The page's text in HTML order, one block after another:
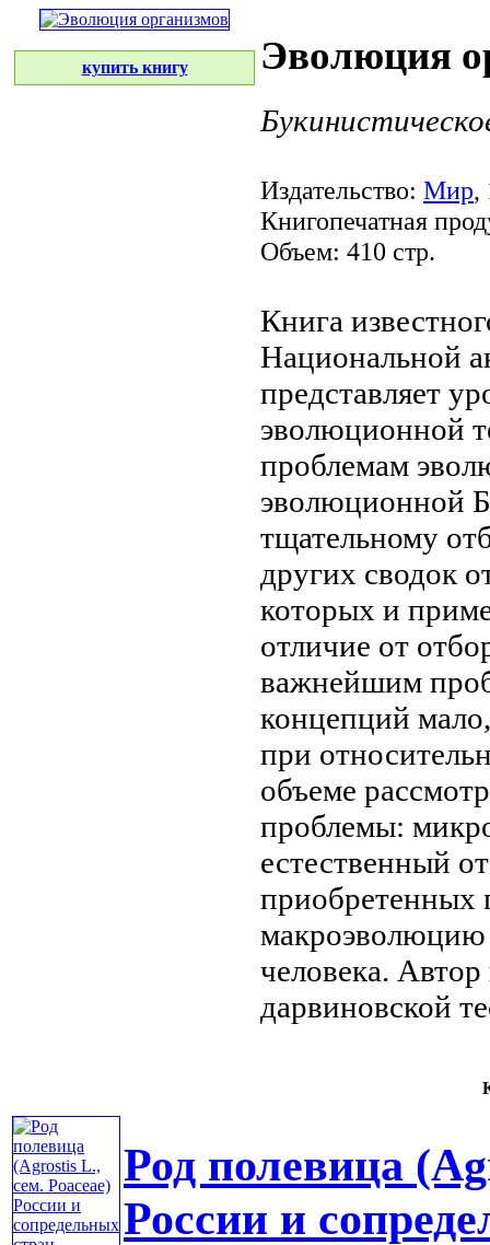
купить книгу Эволюция
Издательство: Мир,
Книгопечатная
Объем: 410 стр.
Книга
Национальной
представляет
эволюционной
проблемам
эволюционной
тщательному
других сводок
которых и
отличие от
важнейшим
концепций
при
объеме
проблемы:
естественный
приобретенных
человека.
дарвиновской
Род полевица
России и